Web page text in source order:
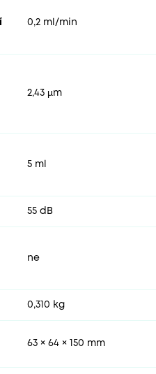
0,2 ml/min
2,43 µm
5 ml
55 dB
ne
0,310 kg
63 × 64 × 150 mm